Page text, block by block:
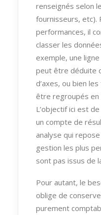
renseignés selon
fournisseurs, etc).
performances, il
classer les
exemple, une
peut être déduite
d’axes, ou bien
être regroupés en
L’objectif ici est
un compte de
analyse qui
gestion les plus
sont pas issus de
Pour autant, le
oblige de
purement